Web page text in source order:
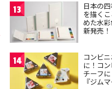
13
日本の
を描く
めた水
新発売！
14
コンビ
に！コ
チーフ
『ジム